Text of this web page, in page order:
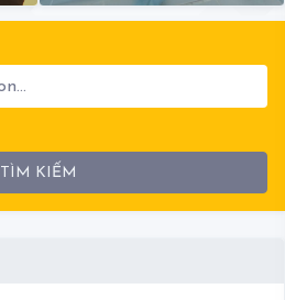
TÌM KIẾM